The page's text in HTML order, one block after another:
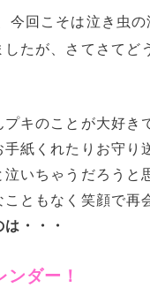
今回こそは泣き虫の
したが、さてさてど
キのことが大好き
紙くれたりお守り
泣いちゃうだろうと
ともなく笑顔で再
・・・
ンダー！